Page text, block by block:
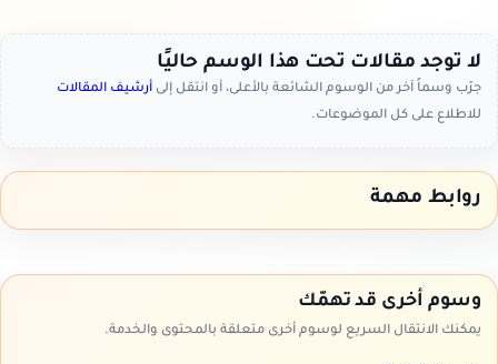
لا توجد مقالات تحت هذا الوسم حاليًا
جرّب وسماً آخر من الوسوم الشائعة بالأعلى، أو انتقل إلى أرشيف المقالات
للاطلاع على كل الموضوعات.
روابط مهمة
وسوم أخرى قد تهمّك
يمكنك الانتقال السريع لوسوم أخرى متعلقة بالمحتوى والخدمة.